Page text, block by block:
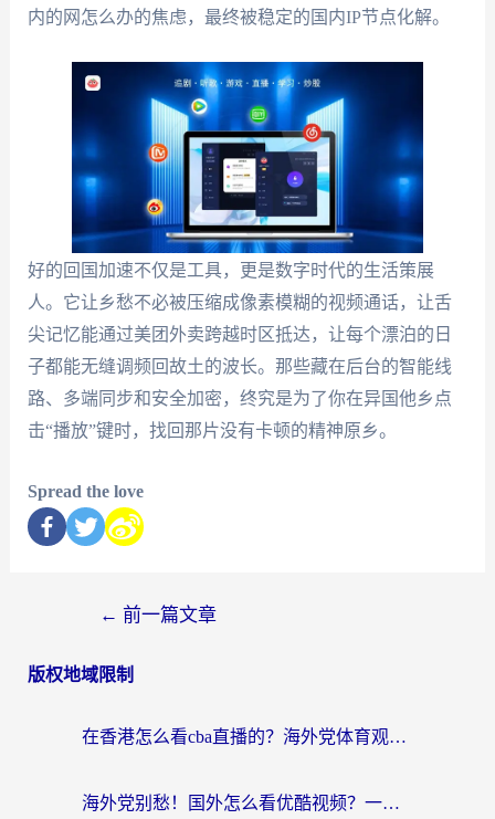
内的网怎么办的焦虑，最终被稳定的国内IP节点化解。
好的回国加速不仅是工具，更是数字时代的生活策展
人。它让乡愁不必被压缩成像素模糊的视频通话，让舌
尖记忆能通过美团外卖跨越时区抵达，让每个漂泊的日
子都能无缝调频回故土的波长。那些藏在后台的智能线
路、多端同步和安全加密，终究是为了你在异国他乡点
击“播放”键时，找回那片没有卡顿的精神原乡。
Spread the love
← 前一篇文章
版权地域限制
在香港怎么看cba直播的？海外党体育观赛终极指南：告别版权限制，畅享中文解说
海外党别愁！国外怎么看优酷视频？一招解决追剧、看直播难题